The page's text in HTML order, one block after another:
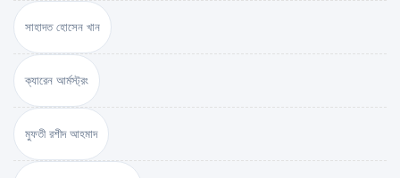
সাহাদত হোসেন খান
ক্যারেন আর্মস্ট্রং
মুফতী রশীদ আহমাদ